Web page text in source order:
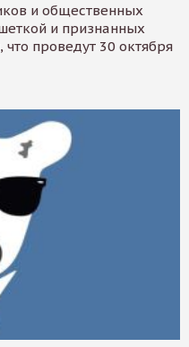
и общественных
и признанных
проведут 30 октября